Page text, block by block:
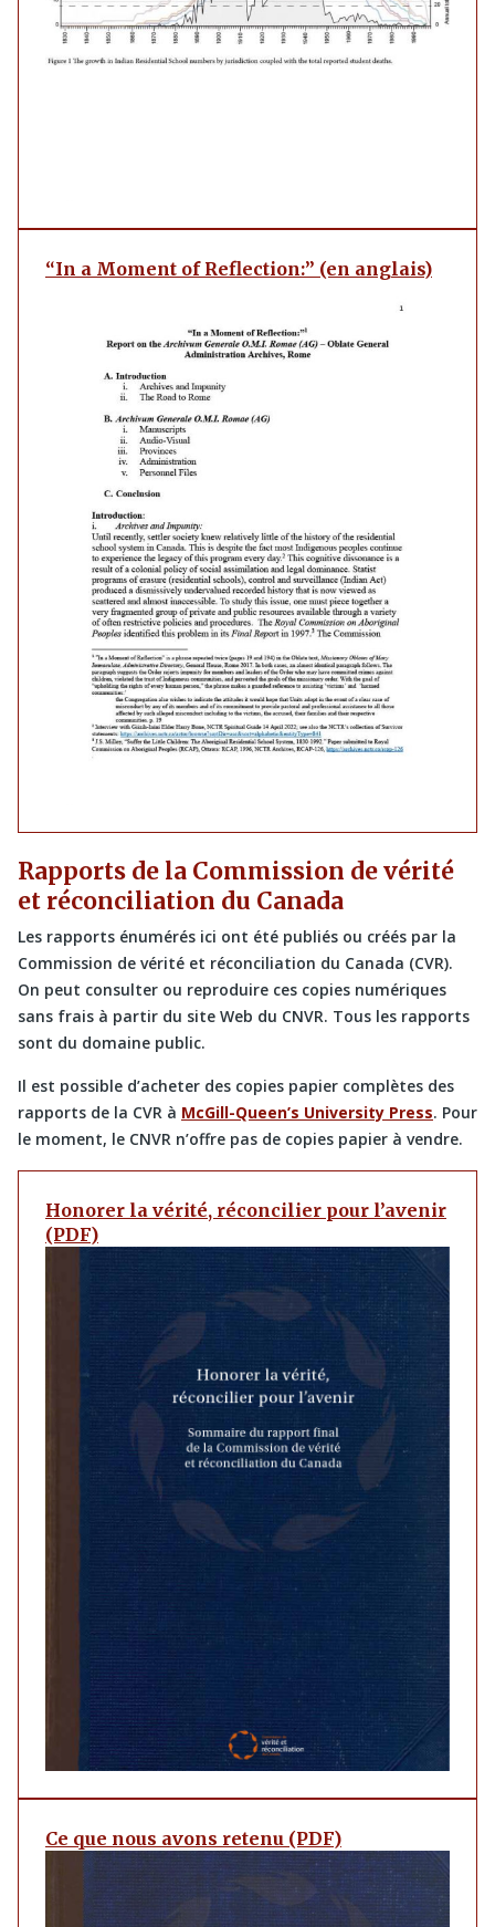
“In a Moment of Reflection:” (en anglais)
Rapports de la Commission de vérité
et réconciliation du Canada
Les rapports énumérés ici ont été publiés ou créés par la
Commission de vérité et réconciliation du Canada (CVR).
On peut consulter ou reproduire ces copies numériques
sans frais à partir du site Web du CNVR. Tous les rapports
sont du domaine public.
Il est possible d’acheter des copies papier complètes des
rapports de la CVR à McGill-Queen’s University Press. Pour
le moment, le CNVR n’offre pas de copies papier à vendre.
Honorer la vérité, réconcilier pour l’avenir
(PDF)
Ce que nous avons retenu (PDF)